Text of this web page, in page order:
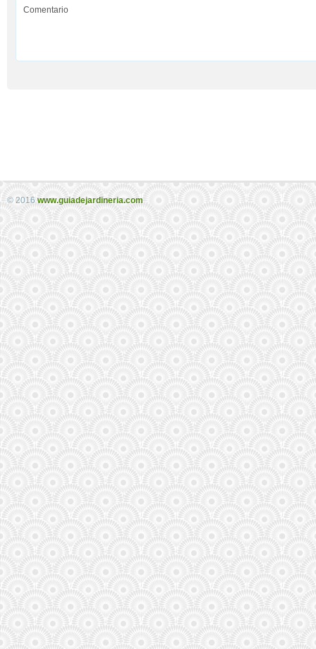
© 2016www.guiadejardineria.com